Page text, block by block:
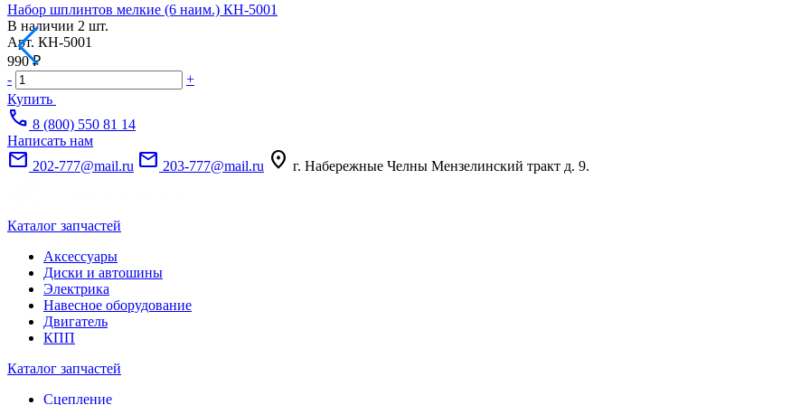
Набор шплинтов мелкие (6 наим.) КН-5001
В наличии 2 шт.
Арт. КН-5001
990 ₽
-
+
Купить
call 8 (800) 550 81 14
Написать нам
mail 202-777@mail.ru mail 203-777@mail.ru location_on г. Набережные Челны Мензелинский тракт д. 9.
Каталог запчастей
Аксессуары
Диски и автошины
Электрика
Навесное оборудование
Двигатель
КПП
Каталог запчастей
Сцепление